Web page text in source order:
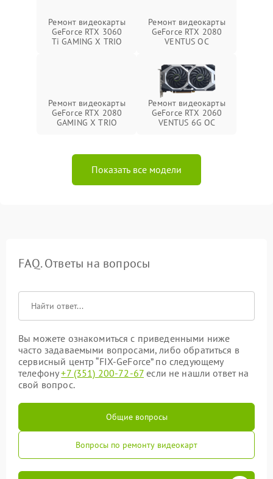
Ремонт видеокарты
GeForce RTX 3060
Ti GAMING X TRIO
Ремонт видеокарты
GeForce RTX 2080
VENTUS OC
Ремонт видеокарты
GeForce RTX 2080
GAMING X TRIO
Ремонт видеокарты
GeForce RTX 2060
VENTUS 6G OC
Показать все модели
FAQ. Ответы на вопросы
Вы можете ознакомиться с приведенными ниже
часто задаваемыми вопросами, либо обратиться в
сервисный центр “FIX-GeForce” по следующему
телефону+7 (351) 200-72-67 если не нашли ответ на
свой вопрос.
Общие вопросы
Вопросы по ремонту видеокарт